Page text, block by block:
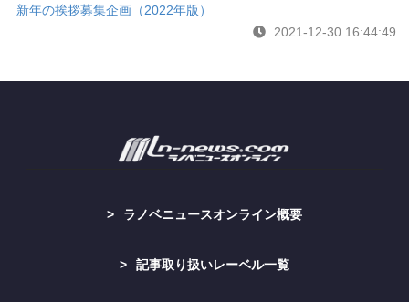
新年の挨拶募集企画（2022年版）
2021-12-30 16:44:49
ラノベニュースオンライン概要
記事取り扱いレーベル一覧